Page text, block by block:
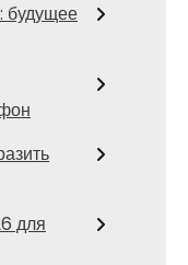
будущее
для